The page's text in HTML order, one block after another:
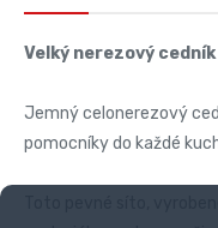
Velký nerezový
Jemný celonerezový
pomocníky do každé